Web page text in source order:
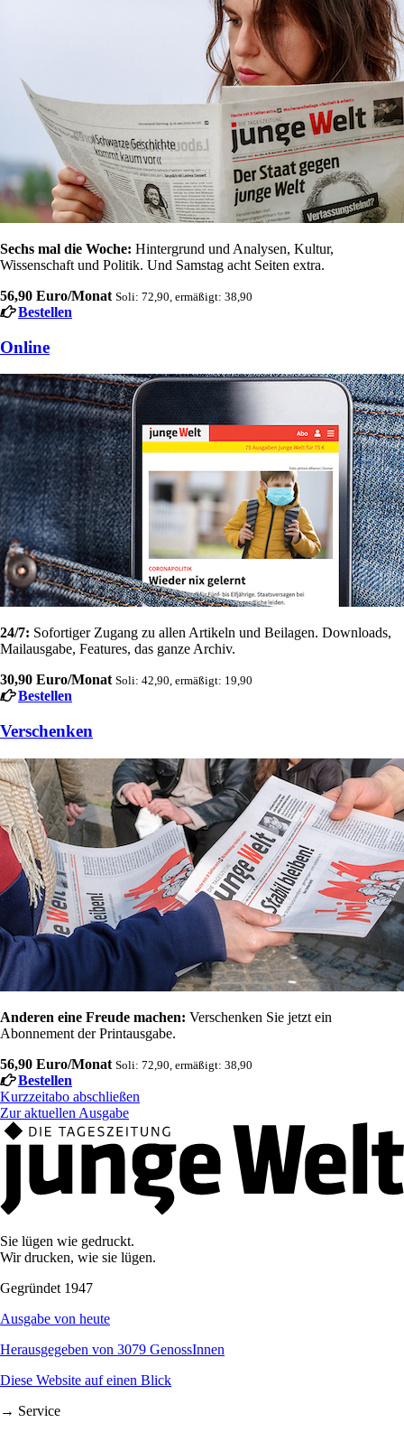
Sechs mal die Woche: Hintergrund und Analysen, Kultur,
Wissenschaft und Politik. Und Samstag acht Seiten extra.
56,90 Euro/Monat Soli: 72,90, ermäßigt: 38,90
Bestellen
Online
24/7: Sofortiger Zugang zu allen Artikeln und Beilagen. Downloads,
Mailausgabe, Features, das ganze Archiv.
30,90 Euro/Monat Soli: 42,90, ermäßigt: 19,90
Bestellen
Verschenken
Anderen eine Freude machen: Verschenken Sie jetzt ein
Abonnement der Printausgabe.
56,90 Euro/Monat Soli: 72,90, ermäßigt: 38,90
Bestellen
Kurzzeitabo abschließen
Zur aktuellen Ausgabe
Sie lügen wie gedruckt.
Wir drucken, wie sie lügen.
Gegründet 1947
Ausgabe von heute
Herausgegeben von 3079 GenossInnen
Diese Website auf einen Blick
→ Service